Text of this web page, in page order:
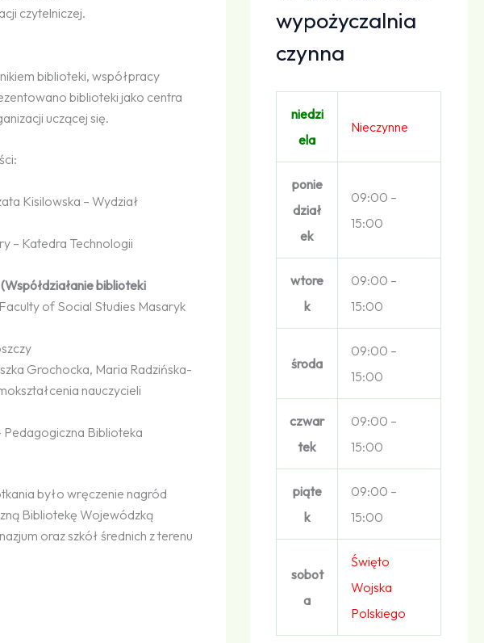
czytelniczej.
biblioteki, współpracy
biblioteki jako centra
uczącej się.
Kisilowska – Wydział
– Katedra Technologii
biblioteki
of Social Studies Masaryk
Grochocka, Maria Radzińska-
nauczycieli
Pedagogiczna Biblioteka
było wręczenie nagród
Bibliotekę Wojewódzką
oraz szkół średnich z terenu
wypożyczalnia
czynna
niedzi
ela
Nieczynne
ponie
dział
ek
09:00 –
15:00
wtore
k
09:00 –
15:00
środa
09:00 –
15:00
czwar
tek
09:00 –
15:00
piąte
k
09:00 –
15:00
sobot
a
Święto
Wojska
Polskiego